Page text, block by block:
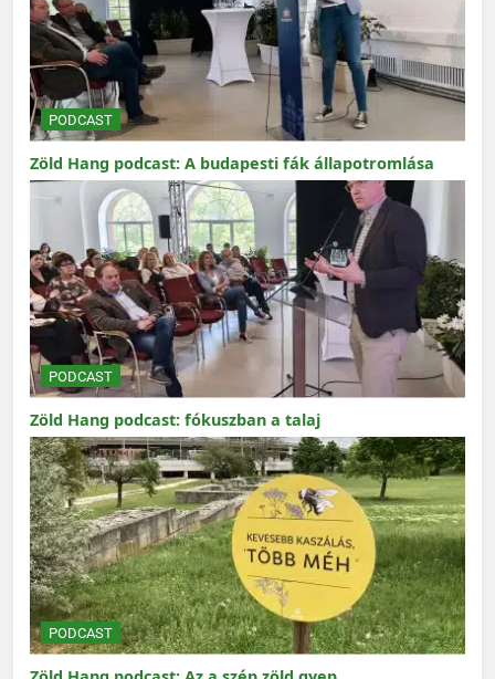
PODCAST
Zöld Hang podcast: A budapesti fák állapotromlása
PODCAST
Zöld Hang podcast: fókuszban a talaj
PODCAST